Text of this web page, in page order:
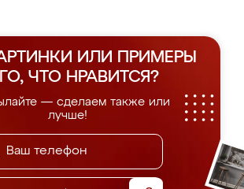
ИЛИ ПРИМЕРЫ
ЧТО НРАВИТСЯ?
— сделаем также или
лучше!